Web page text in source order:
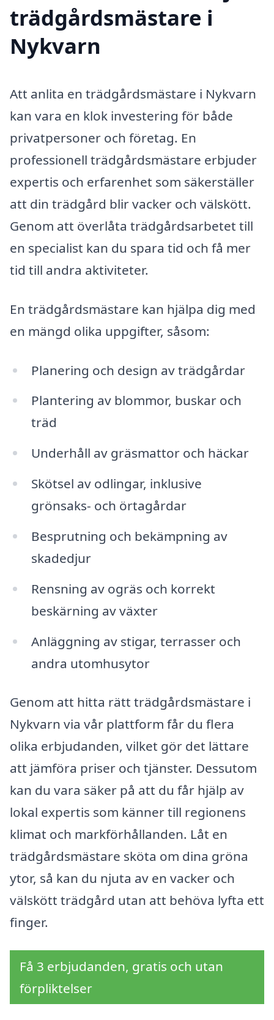
trädgårdsmästare i
Nykvarn
Att anlita en trädgårdsmästare i Nykvarn
kan vara en klok investering för både
privatpersoner och företag. En
professionell trädgårdsmästare erbjuder
expertis och erfarenhet som säkerställer
att din trädgård blir vacker och välskött.
Genom att överlåta trädgårdsarbetet till
en specialist kan du spara tid och få mer
tid till andra aktiviteter.
En trädgårdsmästare kan hjälpa dig med
en mängd olika uppgifter, såsom:
Planering och design av trädgårdar
Plantering av blommor, buskar och
träd
Underhåll av gräsmattor och häckar
Skötsel av odlingar, inklusive
grönsaks- och örtagårdar
Besprutning och bekämpning av
skadedjur
Rensning av ogräs och korrekt
beskärning av växter
Anläggning av stigar, terrasser och
andra utomhusytor
Genom att hitta rätt trädgårdsmästare i
Nykvarn via vår plattform får du flera
olika erbjudanden, vilket gör det lättare
att jämföra priser och tjänster. Dessutom
kan du vara säker på att du får hjälp av
lokal expertis som känner till regionens
klimat och markförhållanden. Låt en
trädgårdsmästare sköta om dina gröna
ytor, så kan du njuta av en vacker och
välskött trädgård utan att behöva lyfta ett
finger.
Få 3 erbjudanden, gratis och utan
förpliktelser